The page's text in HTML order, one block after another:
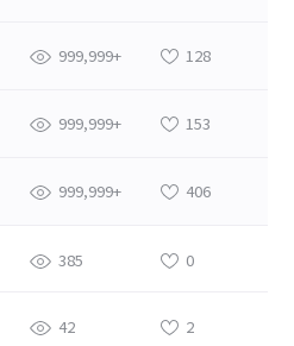
999,999+ 128
999,999+ 153
999,999+ 406
385 0
42 2